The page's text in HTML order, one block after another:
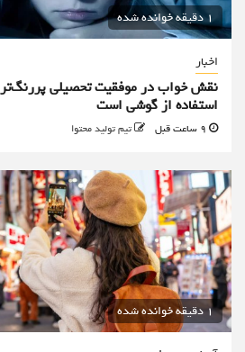
1 دقیقه خوانده شده
اخبار
نقش خواب در موفقیت تحصیلی پررنگ‌تر
استفاده از گوشی است
تیم تولید محتوا
1 دقیقه خوانده شده